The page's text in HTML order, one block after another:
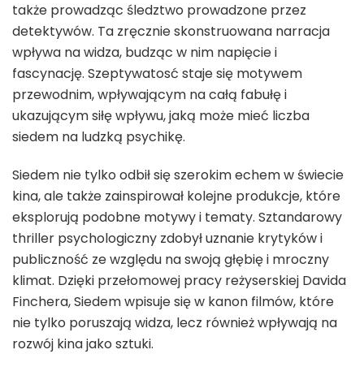
także prowadząc śledztwo prowadzone przez
detektywów. Ta zręcznie skonstruowana narracja
wpływa na widza, budząc w nim napięcie i
fascynację. Szeptywatosć staje się motywem
przewodnim, wpływającym na całą fabułę i
ukazującym siłę wpływu, jaką może mieć liczba
siedem na ludzką psychikę.
Siedem nie tylko odbił się szerokim echem w świecie
kina, ale także zainspirował kolejne produkcje, które
eksplorują podobne motywy i tematy. Sztandarowy
thriller psychologiczny zdobył uznanie krytyków i
publiczność ze względu na swoją głębię i mroczny
klimat. Dzięki przełomowej pracy reżyserskiej Davida
Finchera, Siedem wpisuje się w kanon filmów, które
nie tylko poruszają widza, lecz również wpływają na
rozwój kina jako sztuki.